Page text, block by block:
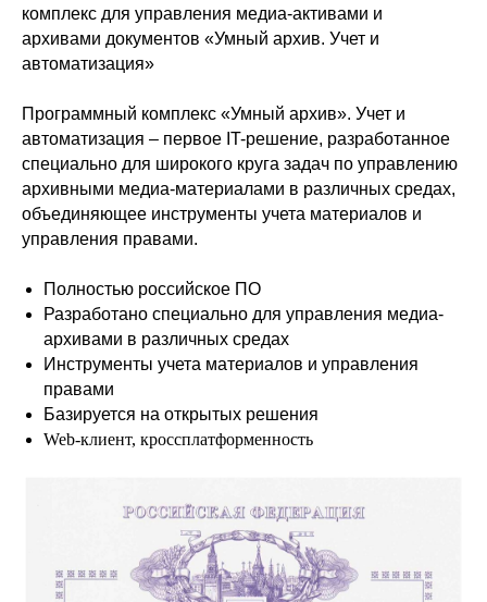
комплекс для управления медиа-активами и
архивами документов «Умный архив. Учет и
автоматизация»
Программный комплекс «Умный архив». Учет и
автоматизация – первое IT-решение, разработанное
специально для широкого круга задач по управлению
архивными медиа-материалами в различных средах,
объединяющее инструменты учета материалов и
управления правами.
Полностью российское ПО
Разработано специально для управления медиа-
архивами в различных средах
Инструменты учета материалов и управления
правами
Базируется на открытых решения
Web-клиент, кроссплатформенность